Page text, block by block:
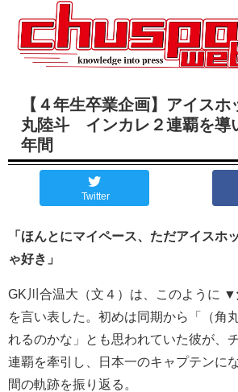
【４年生卒業企画】アイスホ
丸陸斗 インカレ２連覇を導
年間
Twitter
「ほんとにマイペース、ただアイスホ
ゃ好き」
GK川合温大（文４）は、このように ▼
を言い表した。初めは同期から「（角
れるのかな」とも思われていた彼が、
連覇を牽引し、日本一のキャプテンに
間の軌跡を振り返る。